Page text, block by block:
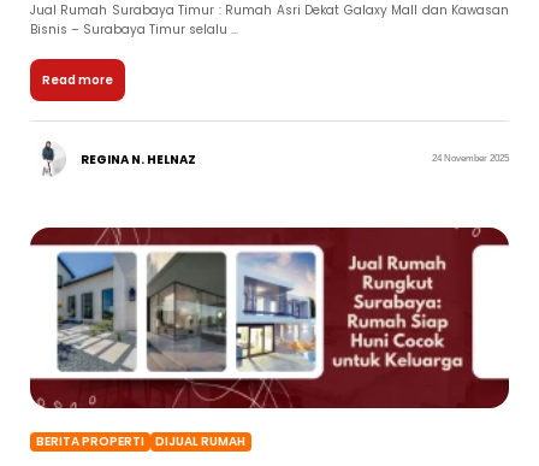
Jual Rumah Surabaya Timur : Rumah Asri Dekat Galaxy Mall dan Kawasan
Bisnis – Surabaya Timur selalu ...
Read more
REGINA N. HELNAZ 24 November 2025
BERITA PROPERTI DIJUAL RUMAH